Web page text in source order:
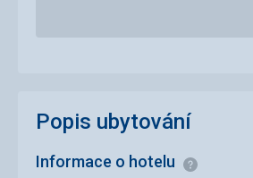
Popis ubytování
Informace o hotelu